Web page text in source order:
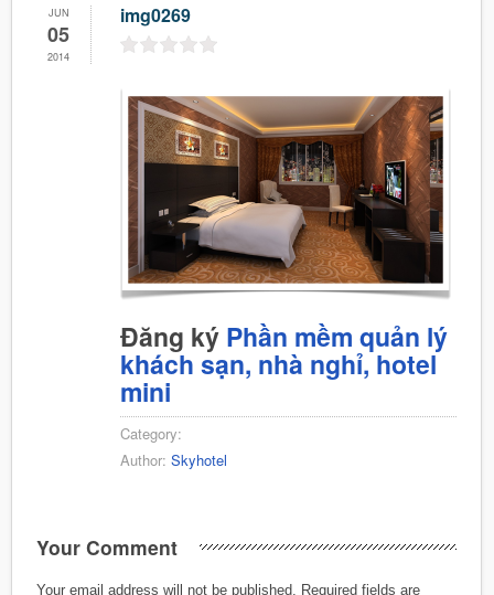
JUN
05
2014
img0269
Đăng ký Phần mềm quản lý
khách sạn, nhà nghỉ, hotel
mini
Category:
Author: Skyhotel
Your Comment
Your email address will not be published.
Required fields are